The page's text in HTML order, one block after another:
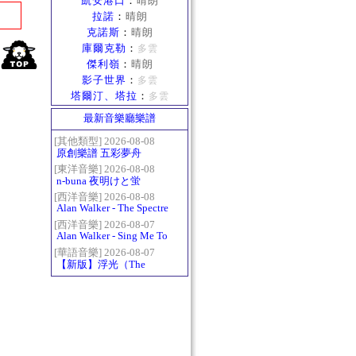
拉諾 ： 晴朗
克諾斯 ： 晴朗
庫爾克勒 ： 多雲
傑利嶺 ： 晴朗
影子世界 ： 多雲
塔爾汀、塔拉 ： 多雲
最新音樂廳樂譜
[其他類型] 2026-08-08
原創樂譜 五彩夢舟
[東洋音樂] 2026-08-08
n-buna 夜明けと蛍
[西洋音樂] 2026-08-08
Alan Walker - The Spectre
[西洋音樂] 2026-08-07
Alan Walker - Sing Me To
Sleep
[華語音樂] 2026-08-07
【新版】浮光（The
History）：六和弦